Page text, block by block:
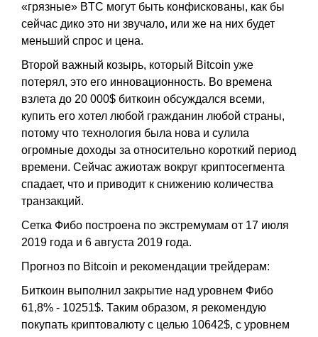
«грязные» BTC могут быть конфискованы, как бы
сейчас дико это ни звучало, или же на них будет
меньший спрос и цена.
Второй важный козырь, который Bitcoin уже
потерял, это его инновационность. Во времена
взлета до 20 000$ биткоин обсуждался всеми,
купить его хотел любой гражданин любой страны,
потому что технология была нова и сулила
огромные доходы за относительно короткий период
времени. Сейчас ажиотаж вокруг криптосегмента
спадает, что и приводит к снижению количества
транзакций.
Сетка Фибо построена по экстремумам от 17 июля
2019 года и 6 августа 2019 года.
Прогноз по Bitcoin и рекомендации трейдерам:
Биткоин выполнил закрытие над уровнем Фибо
61,8% - 10251$. Таким образом, я рекомендую
покупать криптовалюту с целью 10642$, с уровнем